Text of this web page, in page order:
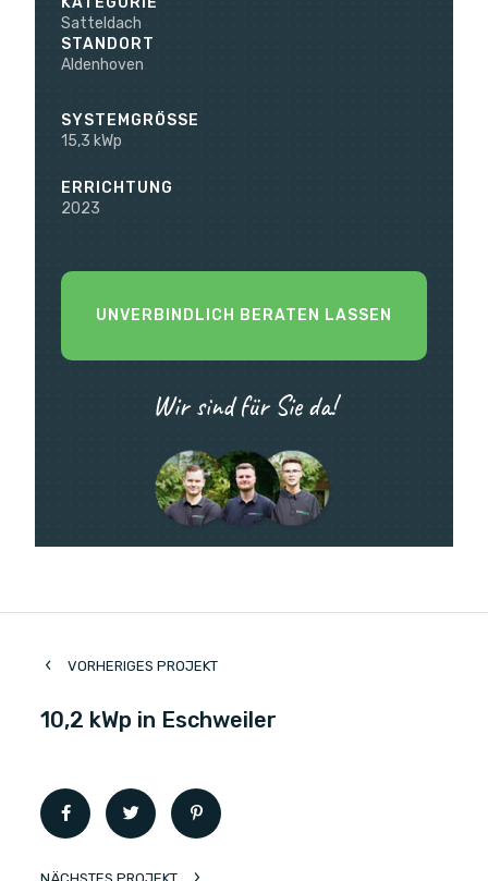
Satteldach
STANDORT
Aldenhoven
SYSTEMGRÖSSE
15,3 kWp
ERRICHTUNG
2023
UNVERBINDLICH BERATEN LASSEN
Wir sind für Sie da!
VORHERIGES PROJEKT
10,2 kWp in Eschweiler